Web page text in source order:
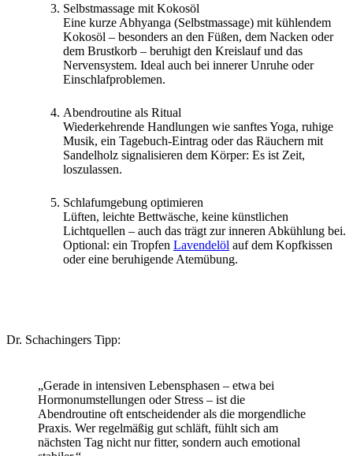
Selbstmassage mit Kokosöl
Eine kurze Abhyanga (Selbstmassage) mit kühlendem
Kokosöl – besonders an den Füßen, dem Nacken oder
dem Brustkorb – beruhigt den Kreislauf und das
Nervensystem. Ideal auch bei innerer Unruhe oder
Einschlafproblemen.
Abendroutine als Ritual
Wiederkehrende Handlungen wie sanftes Yoga, ruhige
Musik, ein Tagebuch-Eintrag oder das Räuchern mit
Sandelholz signalisieren dem Körper: Es ist Zeit,
loszulassen.
Schlafumgebung optimieren
Lüften, leichte Bettwäsche, keine künstlichen
Lichtquellen – auch das trägt zur inneren Abkühlung bei.
Optional: ein Tropfen Lavendelöl auf dem Kopfkissen
oder eine beruhigende Atemübung.
Dr. Schachingers Tipp:
„Gerade in intensiven Lebensphasen – etwa bei
Hormonumstellungen oder Stress – ist die
Abendroutine oft entscheidender als die morgendliche
Praxis. Wer regelmäßig gut schläft, fühlt sich am
nächsten Tag nicht nur fitter, sondern auch emotional